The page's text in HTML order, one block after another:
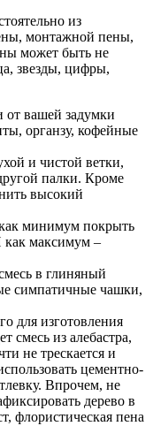
из
монтажной пены,
может быть не
звезды, цифры,
от вашей задумки
органзу, кофейные
и чистой ветки,
палки. Кроме
высокий
минимум покрыть
как максимум –
в глиняный
симпатичные чашки,
для изготовления
смесь из алебастра,
не трескается и
цементно-
Впрочем, не
дерево в
флористическая пена